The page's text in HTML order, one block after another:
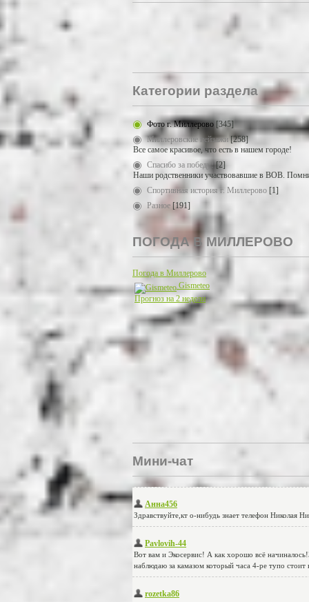
Категории раздела
Фото г. Миллерово [345]
Миллеровские пейзажи [258]
Все самое красивое, что есть в нашем городе!
Спасибо за победу! [2]
Наши родственники участвовавшие в ВОВ.
Спортивная история г. Миллерово [1]
Разное [191]
ПОГОДА В МИЛЛЕРОВО
Погода в Миллерово
Gismeteo
Прогноз на 2 недели
Мини-чат